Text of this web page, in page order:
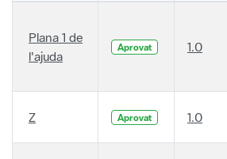
Plana 1 de
l'ajuda
Aprovat 1.0
Z Aprovat 1.0